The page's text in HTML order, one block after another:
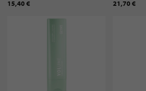
15,40 €
21,70 €